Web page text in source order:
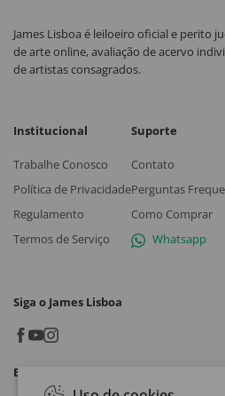
James Lisboa é leiloeiro oficial e perito
de arte online, avaliação de acervo
de artistas consagrados.
Institucional
Trabalhe Conosco
Política de Privacidade
Regulamento
Termos de Serviço
Suporte
Contato
Perguntas
Como Comprar
Whatsapp
Siga o James Lisboa
Baixe o App